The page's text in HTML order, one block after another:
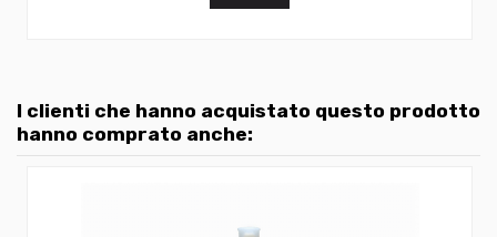
I clienti che hanno acquistato questo prodotto
hanno comprato anche: